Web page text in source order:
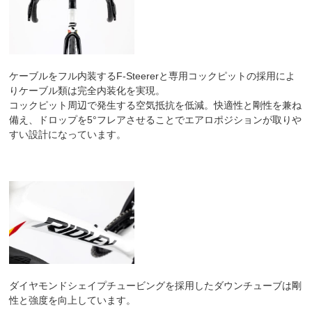
ケーブルをフル内装するF-Steererと専用コックピットの採用によ
りケーブル類は完全内装化を実現。
コックピット周辺で発生する空気抵抗を低減。快適性と剛性を兼ね
備え、ドロップを5°フレアさせることでエアロポジションが取りや
すい設計になっています。
ダイヤモンドシェイプチュービングを採用したダウンチューブは剛
性と強度を向上しています。